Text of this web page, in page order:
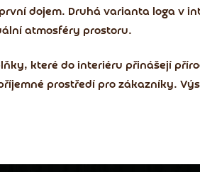
dojem. Druhá varianta loga v
atmosféry prostoru.
které do interiéru přinášejí
prostředí pro zákazníky.